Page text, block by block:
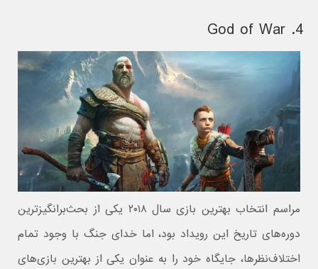
4. God of War
مراسم انتخاب بهترین بازی سال ۲۰۱۸ یکی از بحث‌برانگیزترین
دوره‌های تاریخ این رویداد بود، اما خدای جنگ با وجود تمام
اختلاف‌نظرها، جایگاه خود را به‌ عنوان یکی از بهترین بازی‌های